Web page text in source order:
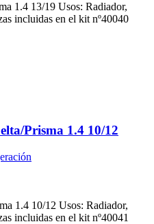
1.4 13/19 Usos: Radiador,
incluidas en el kit nº40040
Prisma 1.4 10/12
1.4 10/12 Usos: Radiador,
incluidas en el kit nº40041